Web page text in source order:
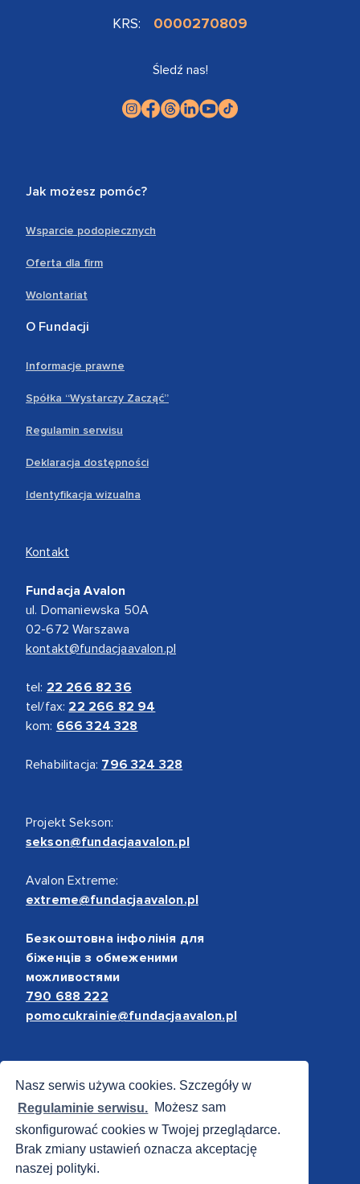
Nasz serwis używa cookies. Szczegóły w
Regulaminie serwisu. Możesz sam
skonfigurować cookies w Twojej przeglądarce.
Brak zmiany ustawień oznacza akceptację
naszej polityki.
KRS: 0000270809
Śledź nas!
Jak możesz pomóc?
Wsparcie podopiecznych
Oferta dla firm
Wolontariat
O Fundacji
Informacje prawne
Spółka “Wystarczy Zacząć”
Regulamin serwisu
Deklaracja dostępności
Identyfikacja wizualna
Kontakt
Fundacja Avalon
ul. Domaniewska 50A
02-672 Warszawa
kontakt@fundacjaavalon.pl
tel: 22 266 82 36
tel/fax: 22 266 82 94
kom: 666 324 328
Rehabilitacja: 796 324 328
Projekt Sekson:
sekson@fundacjaavalon.pl
Avalon Extreme:
extreme@fundacjaavalon.pl
Безкоштовна інфолінія для
біженців з обмеженими
можливостями
790 688 222
pomocukrainie@fundacjaavalon.pl
Bezpieczne płatności